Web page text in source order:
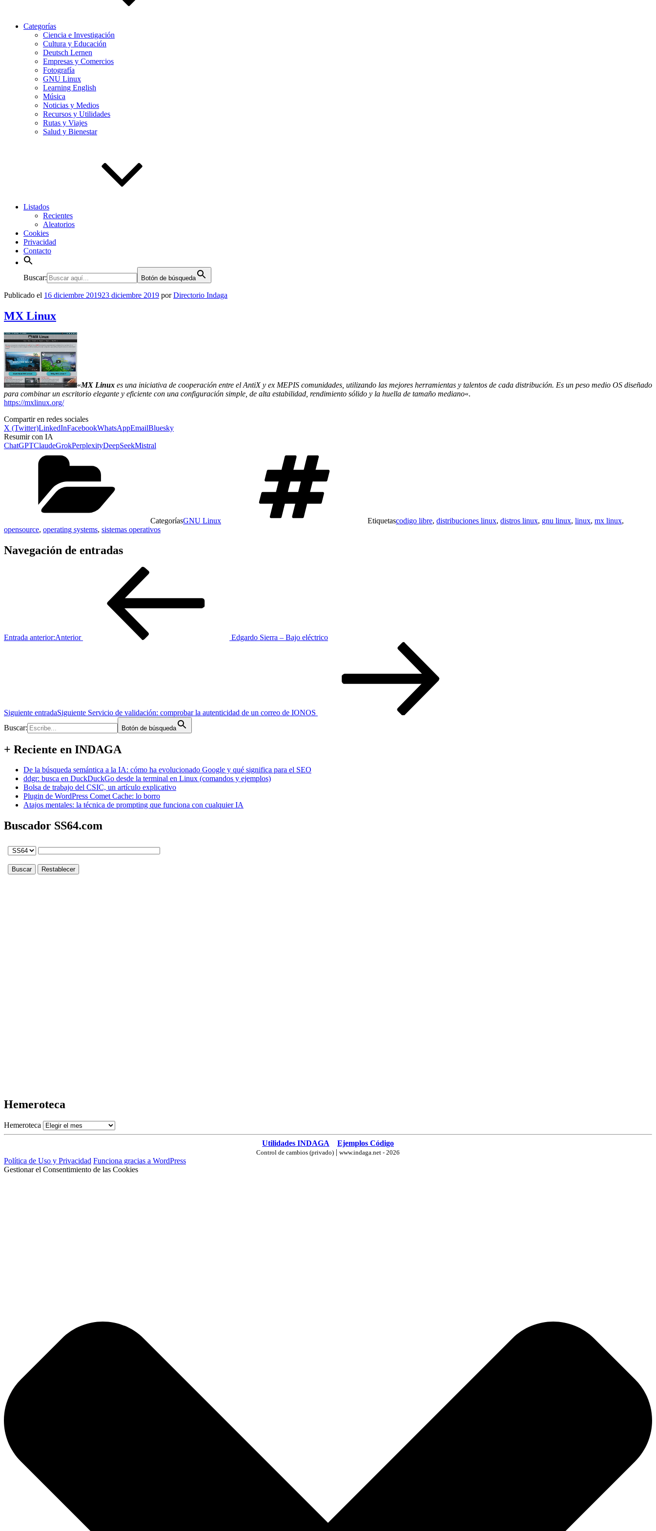
Categorías
Ciencia e Investigación
Cultura y Educación
Deutsch Lernen
Empresas y Comercios
Fotografía
GNU Linux
Learning English
Música
Noticias y Medios
Recursos y Utilidades
Rutas y Viajes
Salud y Bienestar
Listados
Recientes
Aleatorios
Cookies
Privacidad
Contacto
Buscar: Botón de búsqueda
Publicado el 16 diciembre 201923 diciembre 2019 porDirectorio Indaga
MX Linux
«MX Linux es una iniciativa de cooperación entre el AntiX y ex MEPIS comunidades, utilizando las mejores herramientas y talentos de cada distribución. Es un peso medio OS diseñado
para combinar un escritorio elegante y eficiente con una configuración simple, de alta estabilidad, rendimiento sólido y la huella de tamaño mediano«.
https://mxlinux.org/
Compartir en redes sociales
X (Twitter)LinkedInFacebookWhatsAppEmailBluesky
Resumir con IA
ChatGPTClaudeGrokPerplexityDeepSeekMistral
CategoríasGNU Linux Etiquetascodigo libre, distribuciones linux, distros linux, gnu linux, linux, mx linux,
opensource, operating systems, sistemas operativos
Navegación de entradas
Entrada anterior:Anterior Edgardo Sierra – Bajo eléctrico
Siguiente entradaSiguiente Servicio de validación: comprobar la autenticidad de un correo de IONOS
Buscar:
Botón de búsqueda
+ Reciente en INDAGA
De la búsqueda semántica a la IA: cómo ha evolucionado Google y qué significa para el SEO
ddgr: busca en DuckDuckGo desde la terminal en Linux (comandos y ejemplos)
Bolsa de trabajo del CSIC, un artículo explicativo
Plugin de WordPress Comet Cache: lo borro
Atajos mentales: la técnica de prompting que funciona con cualquier IA
Buscador SS64.com
Hemeroteca
Hemeroteca
Utilidades INDAGA Ejemplos Código
Control de cambios (privado) | www.indaga.net - 2026
Política de Uso y Privacidad Funciona gracias a WordPress
Gestionar el Consentimiento de las Cookies